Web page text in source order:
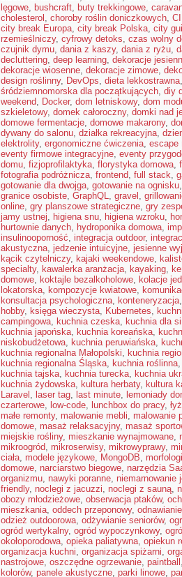
lęgowe, bushcraft, buty trekkingowe,
cholesterol , choroby roślin doniczkowych,
city break Europa, city break Polska, city
rzemieślniczy, cyfrowy detoks, czas wolny
czujnik dymu, dania z kaszy, dania z ryżu,
decluttering, deep learning, dekoracje
dekoracje wiosenne, dekoracje zimowe,
design roślinny, DevOps, dieta lekkostrawna,
śródziemnomorska dla początkujących, diy
weekend, Docker, dom letniskowy, dom
szkieletowy, domek całoroczny, domki nad
domowe fermentacje, domowe makarony,
dywany do salonu, działka rekreacyjna,
elektrolity, ergonomiczne ćwiczenia, escape
eventy firmowe integracyjne, eventy
domu, fizjoprofilaktyka, florystyka domowa,
fotografia podróżnicza, frontend, full stack,
gotowanie dla dwojga, gotowanie na ognisku,
granice osobiste, GraphQL, gravel ,
online, gry planszowe strategiczne, gry
jamy ustnej, higiena snu, higiena wzroku,
hurtownie danych, hydroponika domowa,
insulinooporność, integracja outdoor,
akustyczna, jedzenie intuicyjne, jesienne
kącik czytelniczy, kajaki weekendowe,
specialty, kawalerka aranżacja, kayaking,
domowe, koktajle bezalkoholowe, kolacje
lokatorska, kompozycje kwiatowe,
konsultacja psychologiczna, konteneryzacja,
hobby, księga wieczysta, Kubernetes,
campingowa, kuchnia czeska, kuchnia dla
kuchnia japońska, kuchnia koreańska,
niskobudżetowa, kuchnia peruwiańska,
kuchnia regionalna Małopolski, kuchnia
kuchnia regionalna Śląska, kuchnia roślinna,
kuchnia tajska, kuchnia turecka, kuchnia
kuchnia żydowska, kultura herbaty, kultura
Laravel , laser tag, last minute, lemoniady
czarterowe, low-code, lunchbox do pracy,
małe remonty, malowanie mebli, malowanie
domowe, masaż relaksacyjny, masaż
miejskie rośliny, mieszkanie wynajmowane,
mikroogród, mikroserwisy, mikrowyprawy,
ciała, modele językowe, MongoDB,
domowe, narciarstwo biegowe, narzędzia
organizmu, nawyki poranne, niemarnowanie
friendly, noclegi z jacuzzi, noclegi z sauną,
obozy młodzieżowe, obserwacja ptaków,
mieszkania, oddech przeponowy,
odzież outdoorowa, odżywianie seniorów,
ogród wertykalny, ogród wypoczynkowy,
okołoporodowa, opieka paliatywna, opiekun
organizacja kuchni, organizacja spiżarni,
nastrojowe, oszczędne ogrzewanie, paintball ,
kolorów, panele akustyczne, parki linowe,